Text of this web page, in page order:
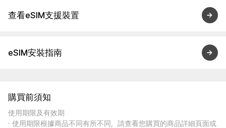
查看eSIM支援裝置
eSIM安裝指南
購買前須知
使用期限及有效期
· 使用期限根據商品不同有所不同，請查看您購買的商品詳細頁面或